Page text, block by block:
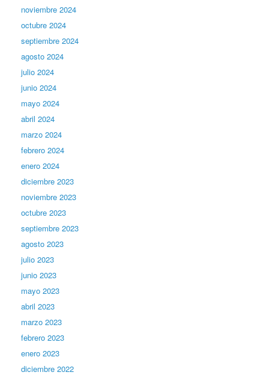
noviembre 2024
octubre 2024
septiembre 2024
agosto 2024
julio 2024
junio 2024
mayo 2024
abril 2024
marzo 2024
febrero 2024
enero 2024
diciembre 2023
noviembre 2023
octubre 2023
septiembre 2023
agosto 2023
julio 2023
junio 2023
mayo 2023
abril 2023
marzo 2023
febrero 2023
enero 2023
diciembre 2022